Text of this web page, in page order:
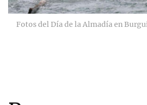
Fotos del Día de la Almadía en